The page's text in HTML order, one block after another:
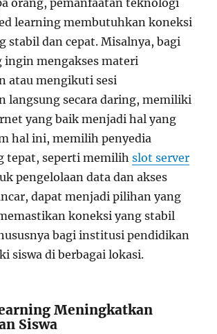
orang, pemanfaatan teknologi
learning membutuhkan koneksi
stabil dan cepat. Misalnya, bagi
ingin mengakses materi
atau mengikuti sesi
langsung secara daring, memiliki
yang baik menjadi hal yang
hal ini, memilih penyedia
tepat, seperti memilihslot server
pengelolaan data dan akses
dapat menjadi pilihan yang
koneksi yang stabil
bagi institusi pendidikan
siswa di berbagai lokasi.
Meningkatkan
Siswa